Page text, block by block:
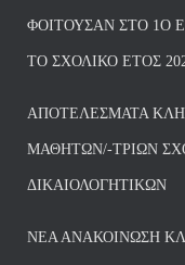
ΦΟΙΤΟΎΣΑΝ ΣΤΟ 1Ο
ΤΟ ΣΧΟΛΙΚΌ ΈΤΟΣ
ΑΠΟΤΕΛΈΣΜΑΤΑ
ΜΑΘΗΤΏΝ/-ΤΡΙΏΝ
ΔΙΚΑΙΟΛΟΓΗΤΙΚΏΝ
ΝΕΑ ΑΝΑΚΟΙΝΩΣΗ